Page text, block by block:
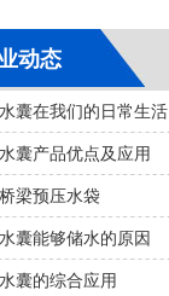
动态
水囊在我们的日常生活
水囊产品优点及应用
桥梁预压水袋
水囊能够储水的原因
水囊的综合应用